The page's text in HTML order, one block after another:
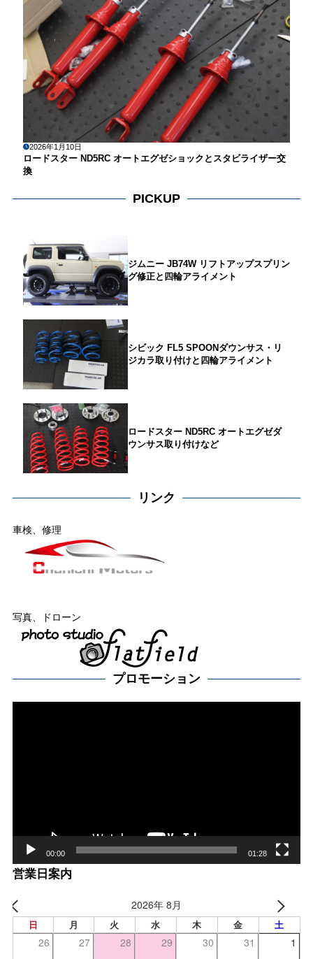
2026年1月10日
ロードスター ND5RC オートエグゼショックとスタビライザー交
換
PICKUP
ジムニー JB74W リフトアップスプリン
グ修正と四輪アライメント
シビック FL5 SPOONダウンサス・リ
ジカラ取り付けと四輪アライメント
ロードスター ND5RC オートエグゼダ
ウンサス取り付けなど
リンク
車検、修理
写真、ドローン
プロモーション
00:00 01:28
営業日案内
2026年 8月
日 月 火 水 木 金 土
26 27 28 29 30 31 1